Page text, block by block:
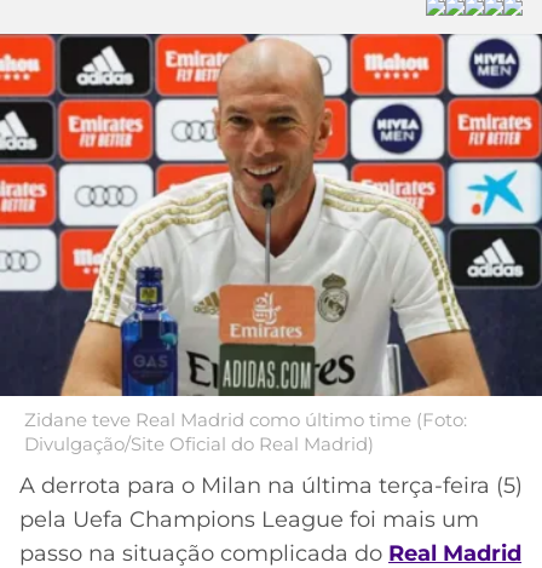
BETBOOM
CÓDIGO
DE
INDICAÇÃO
BET365
CÓDIGO
BETANO
MELHORES
APPS
DE
APOSTAS
CASSINOS
ONLINE
PALMEIRAS
CORINTHIANS
SÃO
PAULO
SANTOS
FLAMENGO
FLUMINENSE
BOTAFOGO
VASCO
SÉRIE
A
LIBERTADORES
COPA
DO
BRASIL
PREMIER
LEAGUE
COPA
SUL-
AMERICANA
LIGA
ESPORTIVA
MERCADO
DA
BOLA
PALPITES
Zidane teve Real Madrid como último time (Foto:
Divulgação/Site Oficial do Real Madrid)
A derrota para o Milan na última terça-feira (5)
pela Uefa Champions League foi mais um
passo na situação complicada do Real Madrid